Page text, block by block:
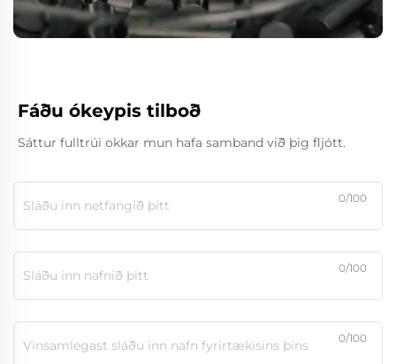
Fáðu ókeypis tilboð
Sáttur fulltrúi okkar mun hafa samband við þig fljótt.
0/100
0/100
0/100